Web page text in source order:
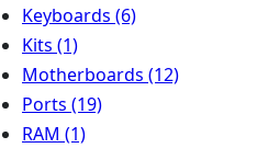
Keyboards (6)
Kits (1)
Motherboards (12)
Ports (19)
RAM (1)